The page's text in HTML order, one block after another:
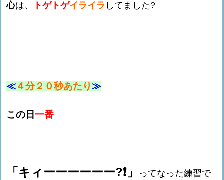
心は、 トゲトゲイライラ してました?
≪４分２０秒あたり ≫
この日一番
「キィーーーーーー?❗️」
ってなった練習で